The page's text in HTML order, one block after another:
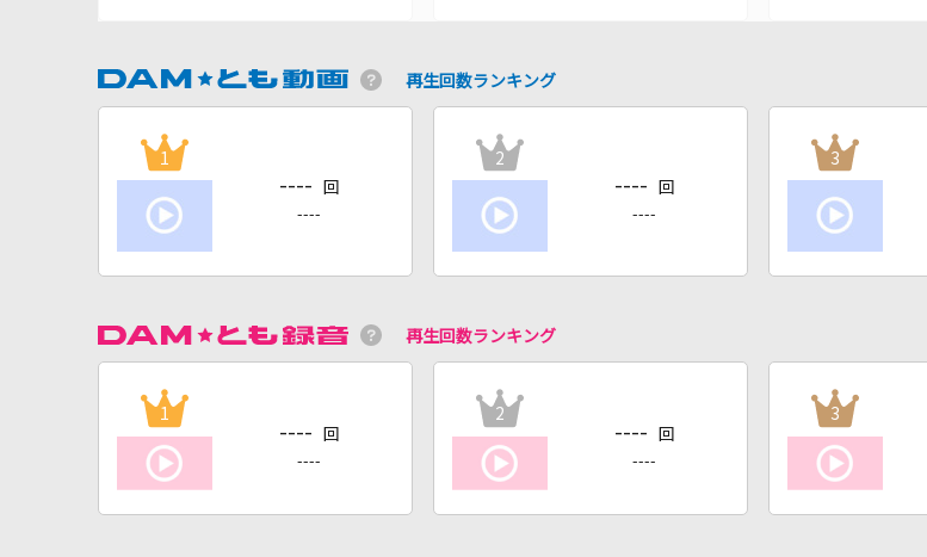
再生回数ランキング
1
---- 回
----
2
---- 回
----
3
再生回数ランキング
1
---- 回
----
2
---- 回
----
3